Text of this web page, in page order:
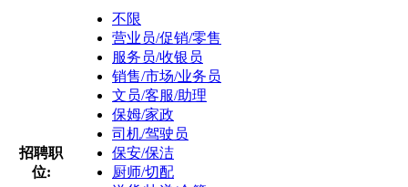
招聘职
位:
不限
营业员/促销/零售
服务员/收银员
销售/市场/业务员
文员/客服/助理
保姆/家政
司机/驾驶员
保安/保洁
厨师/切配